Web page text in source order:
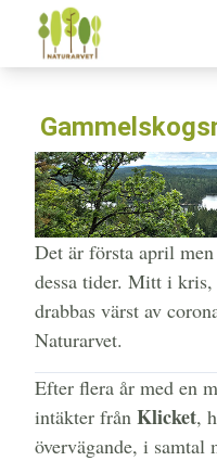
Det är första april
dessa tider. Mitt i
drabbas värst av
Naturarvet.
Efter flera år med en
intäkter från Klicket,
övervägande, i samtal